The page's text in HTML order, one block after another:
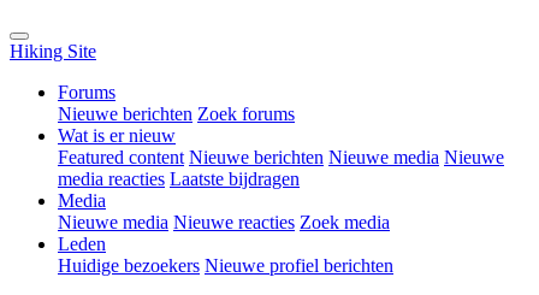
Hiking Site
Forums
Nieuwe berichten Zoek forums
Wat is er nieuw
Featured content Nieuwe berichten Nieuwe media Nieuwe
media reacties Laatste bijdragen
Media
Nieuwe media Nieuwe reacties Zoek media
Leden
Huidige bezoekers Nieuwe profiel berichten